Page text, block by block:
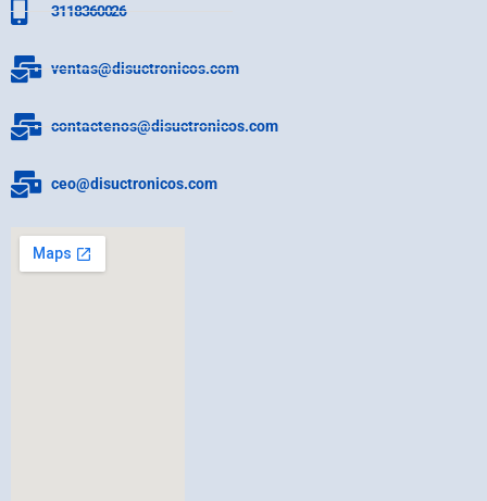
3118360026
ventas@disuctronicos.com
contactenos@disuctronicos.com
ceo@disuctronicos.com